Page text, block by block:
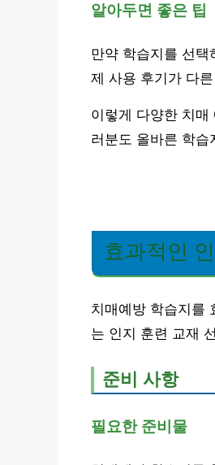
알아두면 좋은 팁
만약 학습지를 선
제 사용 후기가 다
이렇게 다양한 치매
러분도 올바른 학습
효과적인
치매예방 학습지를
는 인지 훈련 교재
준비 사항
필요한 준비물